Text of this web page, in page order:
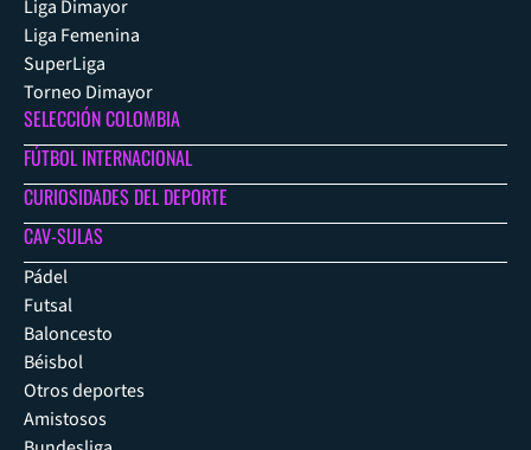
Liga Dimayor
Liga Femenina
SuperLiga
Torneo Dimayor
SELECCIÓN COLOMBIA
FÚTBOL INTERNACIONAL
CURIOSIDADES DEL DEPORTE
CAV-SULAS
Pádel
Futsal
Baloncesto
Béisbol
Otros deportes
Amistosos